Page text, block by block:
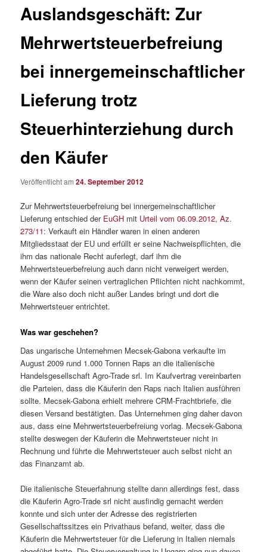
Auslandsgeschäft: Zur
Mehrwertsteuerbefreiung
bei innergemeinschaftlicher
Lieferung trotz
Steuerhinterziehung durch
den Käufer
Veröffentlicht am24. September 2012
Zur Mehrwertsteuerbefreiung bei innergemeinschaftlicher
Lieferung entschied der EuGH mit Urteil vom 06.09.2012, Az.
273/11: Verkauft ein Händler waren in einen anderen
Mitgliedsstaat der EU und erfüllt er seine Nachweispflichten, die
ihm das nationale Recht auferlegt, darf ihm die
Mehrwertsteuerbefreiung auch dann nicht verweigert werden,
wenn der Käufer seinen vertraglichen Pflichten nicht nachkommt,
die Ware also doch nicht außer Landes bringt und dort die
Mehrwertsteuer entrichtet.
Was war geschehen?
Das ungarische Unternehmen Mecsek-Gabona verkaufte im
August 2009 rund 1.000 Tonnen Raps an die italienische
Handelsgesellschaft Agro-Trade srl. Im Kaufvertrag vereinbarten
die Parteien, dass die Käuferin den Raps nach Italien ausführen
sollte. Mecsek-Gabona erhielt mehrere CRM-Frachtbriefe, die
diesen Versand bestätigten. Das Unternehmen ging daher davon
aus, dass eine Mehrwertsteuerbefreiung vorlag. Mecsek-Gabona
stellte deswegen der Käuferin die Mehrwertsteuer nicht in
Rechnung und führte die Mehrwertsteuer auch selbst nicht an
das Finanzamt ab.
Die italienische Steuerfahnung stellte dann allerdings fest, dass
die Käuferin Agro-Trade srl nicht ausfindig gemacht werden
konnte und sich unter der Adresse des registrierten
Gesellschaftssitzes ein Privathaus befand, weiter, dass die
Käuferin die Mehrwertsteuer für die Lieferung in Italien niemals